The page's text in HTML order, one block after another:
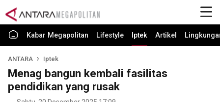
Kabar Megapolitan Lifestyle Iptek Artikel
ANTARA Iptek
Menag bangun kembali fasilitas
pendidikan yang rusak